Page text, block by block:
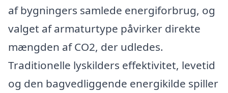
af bygningers samlede energiforbrug, og
valget af armaturtype påvirker direkte
mængden af CO2, der udledes.
Traditionelle lyskilders effektivitet, levetid
og den bagvedliggende energikilde spiller